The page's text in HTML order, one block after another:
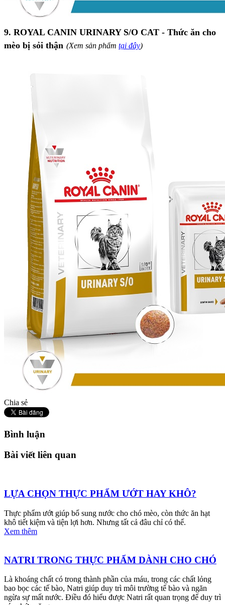
9. ROYAL CANIN URINARY S/O CAT - Thức ăn cho
mèo bị sỏi thận (Xem sản phẩm tại đây)
Chia sẻ
Bình luận
Bài viết liên quan
LỰA CHỌN THỰC PHẨM ƯỚT HAY KHÔ?
Thực phẩm ướt giúp bổ sung nước cho chó mèo, còn thức ăn hạt
khô tiết kiệm và tiện lợi hơn. Nhưng tất cả đâu chỉ có thế.
Xem thêm
NATRI TRONG THỰC PHẨM DÀNH CHO CHÓ
Là khoáng chất có trong thành phần của máu, trong các chất lỏng
bao bọc các tế bào, Natri giúp duy trì môi trường tế bào và ngăn
ngừa sự mất nước. Điều đó hiểu được Natri rất quan trọng để duy trì